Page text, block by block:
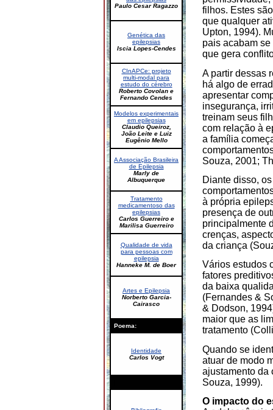
Paulo Cesar Ragazzo
Genética das
epilepsias
Iscia Lopes-Cendes
CInAPCe: projeto
multi-modal para
estudo do cérebro
Roberto Covolan e
Fernando Cendes
Modelos experimentais
em epilepsias
Claudio Queiroz,
João Leite e Luiz
Eugênio Mello
A Associação Brasileira
de Epilepsia
Marly de
Albuquerque
Tratamento
medicamentoso das
epilepsias
Carlos Guerreiro e
Marilisa Guerreiro
Qualidade de vida
para pessoas com
epilepsia
Hanneke M. de Boer
Artes e Epilepsia
Norberto Garcia-
Cairasco
Poema:
Identidade
Carlos Vogt
filhos. Estes
que qualquer
Upton, 1994).
pais acabam
que gera
A partir dessas
há algo de
apresentar
insegurança,
treinam seus
com relação à
a família
Souza, 2001;
Diante disso,
à própria
presença de
principalmente
crenças,
da criança
Vários estudos
fatores
da baixa
(Fernandes &
& Dodson,
maior que as
tratamento
Quando se
atuar de modo
ajustamento da
Souza, 1999).
O impacto do